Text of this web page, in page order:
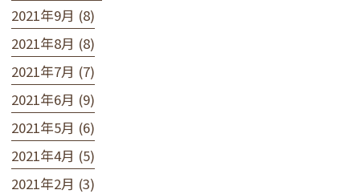
2021年9月 (8)
2021年8月 (8)
2021年7月 (7)
2021年6月 (9)
2021年5月 (6)
2021年4月 (5)
2021年2月 (3)